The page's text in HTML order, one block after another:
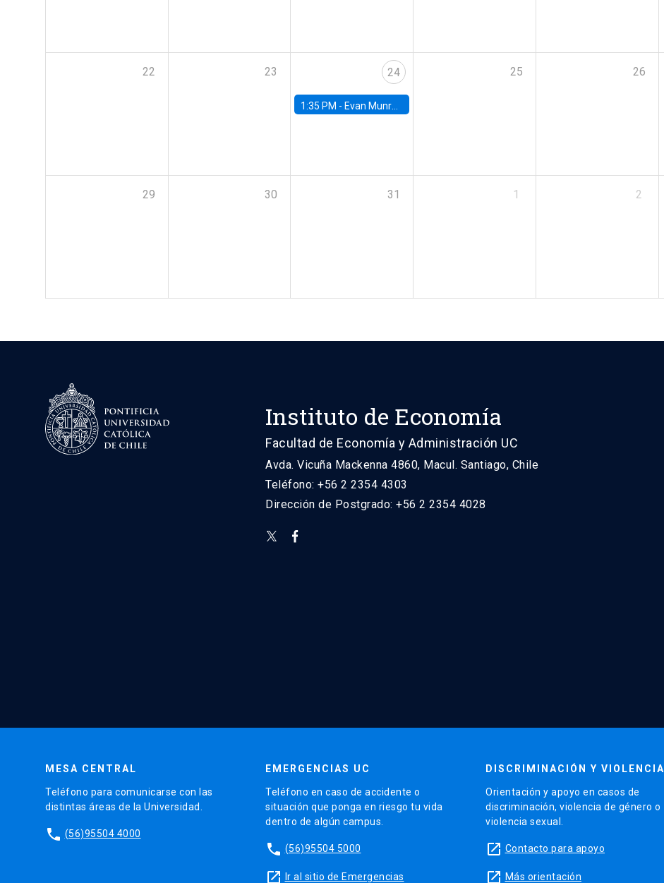
22 23 24
1:35 PM - Evan Munro, Neyman Visiting Assistant Professor in the Department of Statistics at UC Berkeley
25 26
29 30 31 1 2
Instituto de Economía
Facultad de Economía y Administración UC
Avda. Vicuña Mackenna 4860, Macul. Santiago, Chile
Teléfono: +56 2 2354 4303
Dirección de Postgrado: +56 2 2354 4028
MESA CENTRAL
Teléfono para comunicarse con las
distintas áreas de la Universidad.
phone (56)95504 4000
EMERGENCIAS UC
Teléfono en caso de accidente o
situación que ponga en riesgo tu vida
dentro de algún campus.
phone (56)95504 5000
launch Ir al sitio de Emergencias
DISCRIMINACIÓN Y VIOLENCIA
Orientación y apoyo en casos de
discriminación, violencia de género o
violencia sexual.
launch Contacto para apoyo
launch Más orientación